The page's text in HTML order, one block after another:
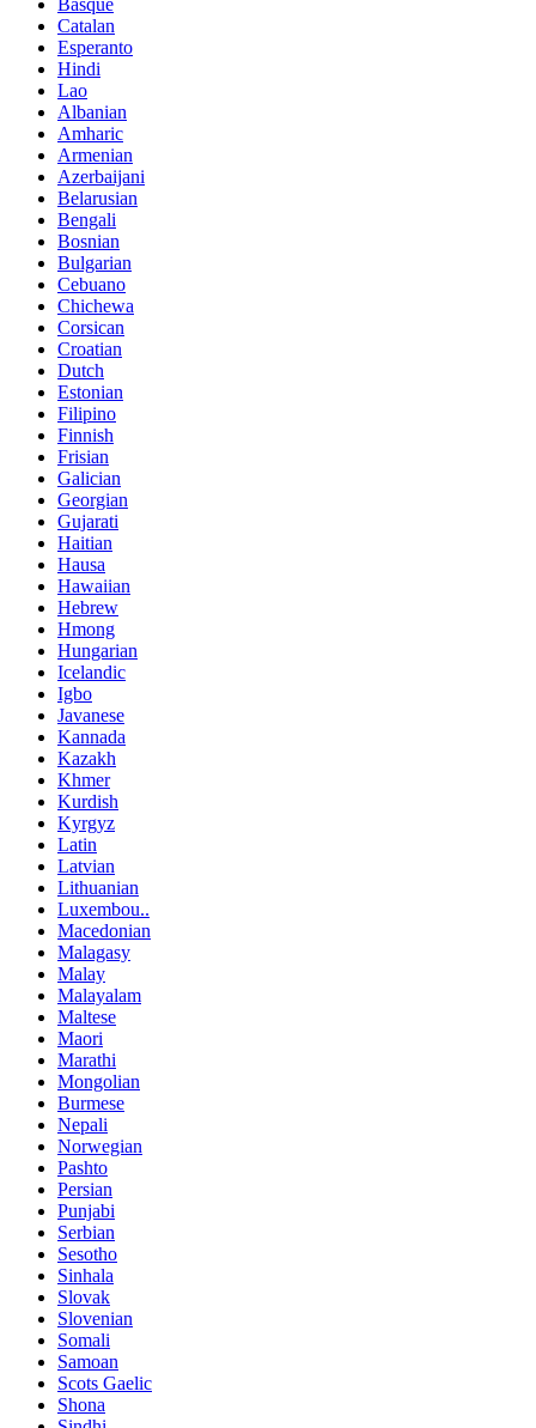
Catalan
Esperanto
Hindi
Lao
Albanian
Amharic
Armenian
Azerbaijani
Belarusian
Bengali
Bosnian
Bulgarian
Cebuano
Chichewa
Corsican
Croatian
Dutch
Estonian
Filipino
Finnish
Frisian
Galician
Georgian
Gujarati
Haitian
Hausa
Hawaiian
Hebrew
Hmong
Hungarian
Icelandic
Igbo
Javanese
Kannada
Kazakh
Khmer
Kurdish
Kyrgyz
Latin
Latvian
Lithuanian
Luxembou..
Macedonian
Malagasy
Malay
Malayalam
Maltese
Maori
Marathi
Mongolian
Burmese
Nepali
Norwegian
Pashto
Persian
Punjabi
Serbian
Sesotho
Sinhala
Slovak
Slovenian
Somali
Samoan
Scots Gaelic
Shona